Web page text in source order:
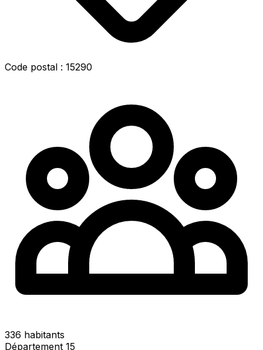
Code postal : 15290
336 habitants
Département 15